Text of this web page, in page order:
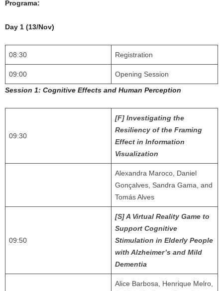
Programa:
Day 1 (13/Nov)
08:30 Registration
09:00
Opening Session
Session 1: Cognitive Effects and Human Perception
09:30
[F] Investigating the
Resiliency of the Framing
Effect in Information
Visualization
Alexandra Maroco, Daniel
Gonçalves, Sandra Gama, and
Tomás Alves
09:50
[S] A Virtual Reality Game to
Support Cognitive
Stimulation in Elderly People
with Alzheimer’s and Mild
Dementia
Alice Barbosa, Henrique Melro,